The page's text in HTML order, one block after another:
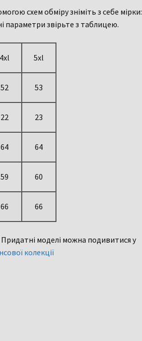
схем обміру зніміть з себе мірки:
звірьте з таблицею.
4xl 5xl
52 53
22 23
64 64
59 60
66 66
Придатні моделі можна подивитися у
колекції